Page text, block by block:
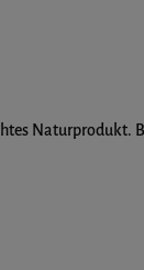
Naturprodukt.